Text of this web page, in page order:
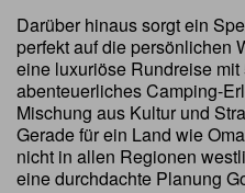
Darüber hinaus sorgt ein
perfekt auf die persönlichen
eine luxuriöse Rundreise
abenteuerliches Camping-
Mischung aus Kultur und
Gerade für ein Land wie
nicht in allen Regionen
eine durchdachte Planung